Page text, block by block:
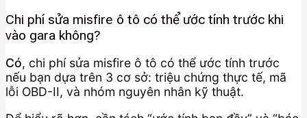
Chi phí sửa misfire ô tô có thể ước tính trước khi
vào gara không?
Có, chi phí sửa misfire ô tô có thể ước tính trước
nếu bạn dựa trên 3 cơ sở: triệu chứng thực tế, mã
lỗi OBD-II, và nhóm nguyên nhân kỹ thuật.